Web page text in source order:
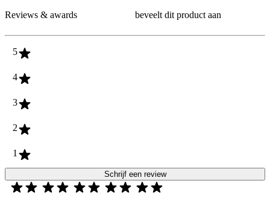
Reviews & awards
beveelt dit product aan
5
4
3
2
1
Schrijf een review